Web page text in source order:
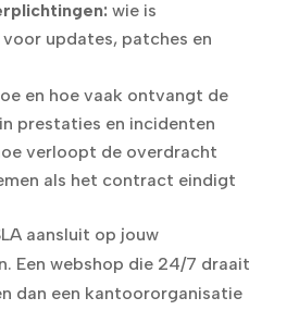
wie is
updates, patches en
en hoe vaak ontvangt de
prestaties en incidenten
verloopt de overdracht
als het contract eindigt
aansluit op jouw
Een webshop die 24/7 draait
dan een kantoororganisatie